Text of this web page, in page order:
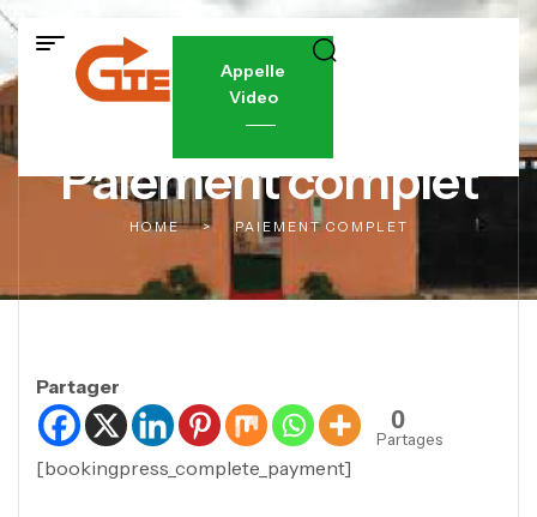
Appelle
Video
Paiement complet
HOME > PAIEMENT COMPLET
Partager
0
Partages
[bookingpress_complete_payment]